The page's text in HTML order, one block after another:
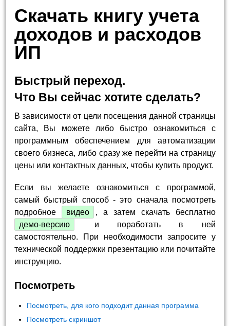
Скачать книгу учета
доходов и расходов
ИП
Быстрый переход.
Что Вы сейчас хотите сделать?
В зависимости от цели посещения данной страницы
сайта, Вы можете либо быстро ознакомиться с
программным обеспечением для автоматизации
своего бизнеса, либо сразу же перейти на страницу
цены или контактных данных, чтобы купить продукт.
Если вы желаете ознакомиться с программой,
самый быстрый способ - это сначала посмотреть
подробное
видео
, а затем скачать бесплатно
демо-версию
и поработать в ней
самостоятельно. При необходимости запросите у
технической поддержки презентацию или почитайте
инструкцию.
Посмотреть
Посмотреть, для кого подходит данная программа
Посмотреть скриншот